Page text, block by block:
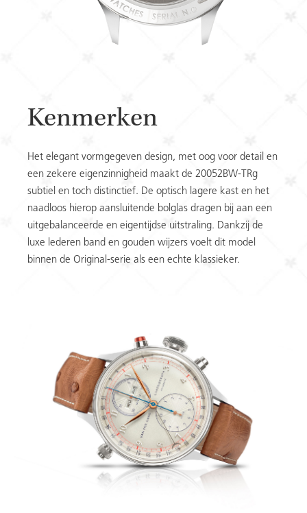
Kenmerken
Het elegant vormgegeven design, met oog voor detail en
een zekere eigenzinnigheid maakt de 20052BW-TRg
subtiel en toch distinctief. De optisch lagere kast en het
naadloos hierop aansluitende bolglas dragen bij aan een
uitgebalanceerde en eigentijdse uitstraling. Dankzij de
luxe lederen band en gouden wijzers voelt dit model
binnen de Original-serie als een echte klassieker.